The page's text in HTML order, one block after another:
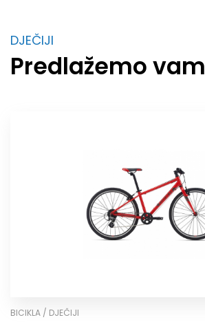
DJEČIJI
Predlažemo vam
BICIKLA / DJEČIJI